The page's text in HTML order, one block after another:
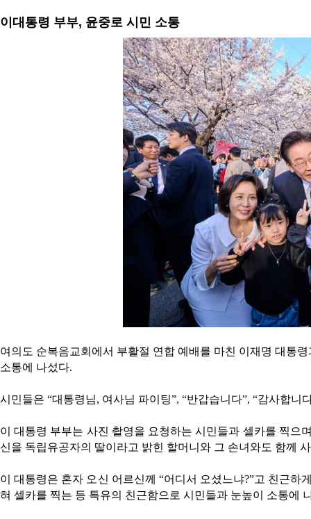
이대통령 부부, 윤중로 시민 소통
여의도 순복음교회에서 부활절 연합 예배를 마친 이재명 대통
소통에 나섰다.
시민들은 “대통령님, 여사님 파이팅”, “반갑습니다”, “감사합
이 대통령 부부는 사진 촬영을 요청하는 시민들과 셀카를 찍으
신을 독립유공자의 딸이라고 밝힌 할머니와 그 손녀와도 함께
이 대통령은 혼자 오신 어르신께 “어디서 오셨느냐?”고 친근
혀 셀카를 찍는 등 특유의 친근함으로 시민들과 눈높이 소통에